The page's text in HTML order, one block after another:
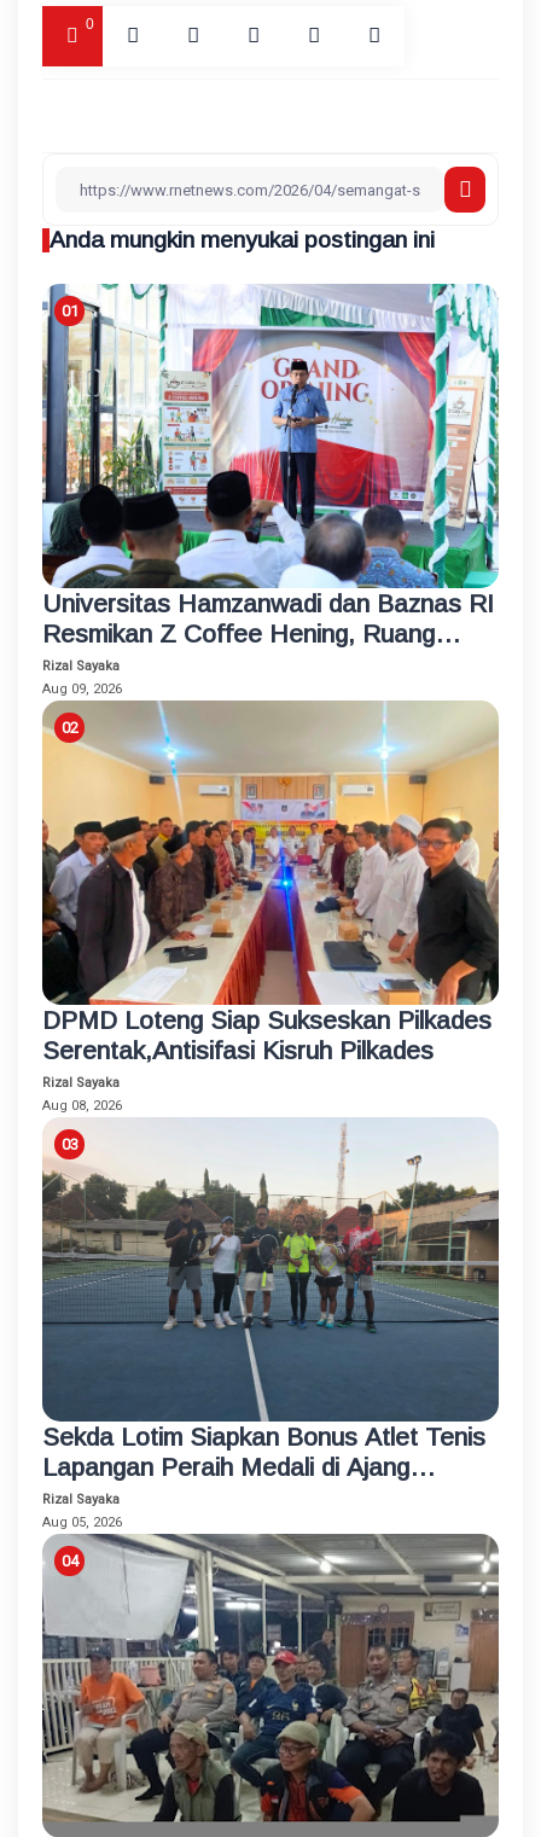
0
Anda mungkin menyukai postingan ini
Universitas Hamzanwadi dan Baznas RI
Resmikan Z Coffee Hening, Ruang
Usaha Inklusif bagi Penyandang
Disabilitas
Rizal Sayaka
Aug 09, 2026
DPMD Loteng Siap Sukseskan Pilkades
Serentak,Antisifasi Kisruh Pilkades
Rizal Sayaka
Aug 08, 2026
Sekda Lotim Siapkan Bonus Atlet Tenis
Lapangan Peraih Medali di Ajang
Porprov
Rizal Sayaka
Aug 05, 2026